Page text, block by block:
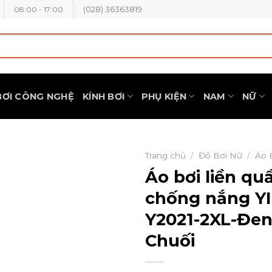
08:00 - 17:00 (028) 36363819
CÔNG NGHỆ KÍNH BƠI PHỤ KIỆN NAM NỮ
Trang chủ / Đồ Bơi Nữ / Áo
Áo bơi liền
chống nắng
Y2021-2XL-
Chuối